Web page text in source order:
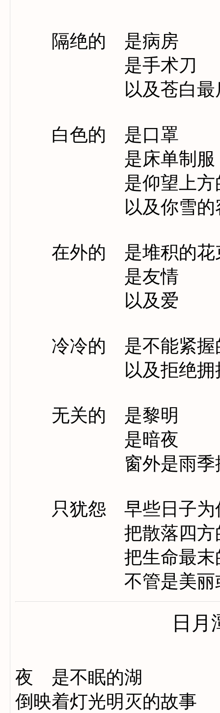
隔绝的 是病房
是手术刀
以及苍白最后
白色的 是口罩
是床单制服
是仰望上方的
以及你雪的
在外的 是堆积的花
是友情
以及爱
冷冷的 是不能紧握
以及拒绝拥抱
无关的 是黎明
是暗夜
窗外是雨季抑
只犹怨 早些日子为
把散落四方的
把生命最末的章
不管是美丽或
日
夜 是不眠的湖
倒映着灯光明灭的故事